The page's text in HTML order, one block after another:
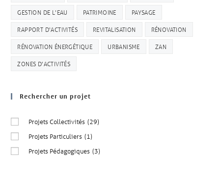
GESTION DE L'EAU PATRIMOINE PAYSAGE
RAPPORT D'ACTIVITÉS REVITALISATION RÉNOVATION
RÉNOVATION ÉNERGÉTIQUE URBANISME ZAN
ZONES D'ACTIVITÉS
Rechercher un projet
Projets Collectivités (29)
Projets Particuliers (1)
Projets Pédagogiques (3)